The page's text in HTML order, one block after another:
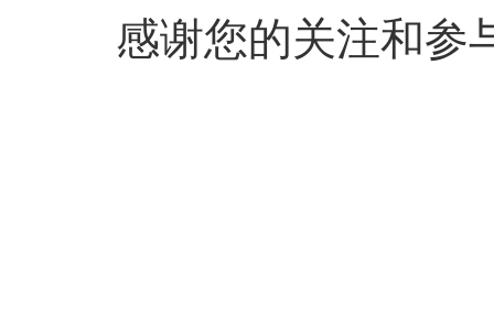
感谢您的关注和参